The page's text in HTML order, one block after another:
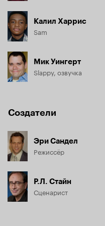
Калил Харрис
Sam
Мик Уингерт
Slappy, озвучка
Создатели
Эри Сандел
Режиссёр
Р.Л. Стайн
Сценарист